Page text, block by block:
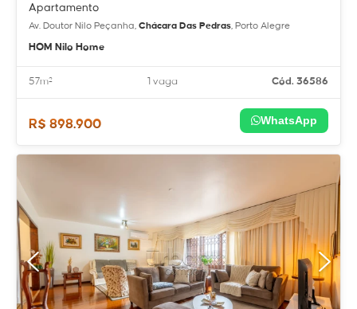
Apartamento
Av. Doutor Nilo Peçanha, Chácara Das Pedras, Porto Alegre
HOM Nilo Home
57m² 1 vaga Cód. 36586
R$ 898.900 WhatsApp